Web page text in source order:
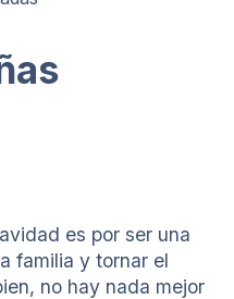
es por ser una
familia y tornar el
no hay nada mejor